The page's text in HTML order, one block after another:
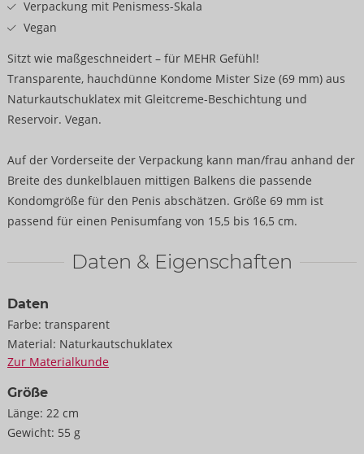
Verpackung mit Penismess-Skala
Vegan
Sitzt wie maßgeschneidert – für MEHR Gefühl!
Transparente, hauchdünne Kondome Mister Size (69 mm) aus
Naturkautschuklatex mit Gleitcreme-Beschichtung und
Reservoir. Vegan.
Auf der Vorderseite der Verpackung kann man/frau anhand der
Breite des dunkelblauen mittigen Balkens die passende
Kondomgröße für den Penis abschätzen. Größe 69 mm ist
passend für einen Penisumfang von 15,5 bis 16,5 cm.
Daten & Eigenschaften
Daten
Farbe: transparent
Material: Naturkautschuklatex
Zur Materialkunde
Größe
Länge: 22 cm
Gewicht: 55 g